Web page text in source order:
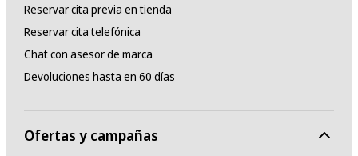
Reservar cita previa en tienda
Reservar cita telefónica
Chat con asesor de marca
Devoluciones hasta en 60 días
Ofertas y campañas